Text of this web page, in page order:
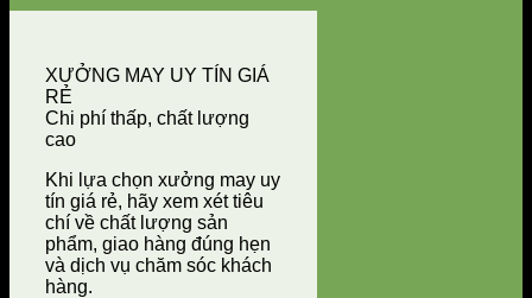
XƯỞNG MAY UY TÍN GIÁ
RẺ
Chi phí thấp, chất lượng
cao
Khi lựa chọn xưởng may uy
tín giá rẻ, hãy xem xét tiêu
chí về chất lượng sản
phẩm, giao hàng đúng hẹn
và dịch vụ chăm sóc khách
hàng.